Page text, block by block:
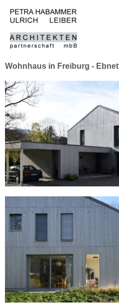
Inhalt
springen
Wohnhaus in Freiburg - Ebnet